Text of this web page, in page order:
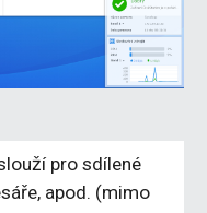
pro sdílené
apod. (mimo